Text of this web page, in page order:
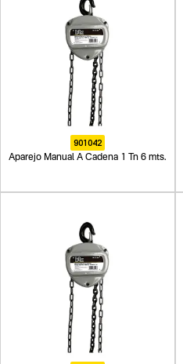
901042
Aparejo Manual A Cadena 1 Tn 6 mts.